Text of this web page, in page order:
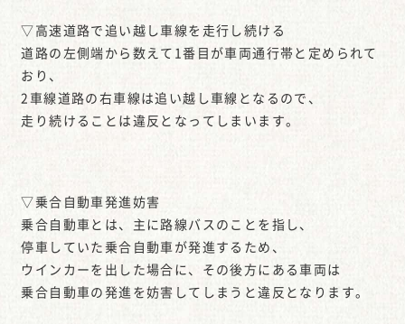
▽高速道路で追い越し車線を走行し続ける
道路の左側端から数えて1番目が車両通行帯と定められて
おり、
2車線道路の右車線は追い越し車線となるので、
走り続けることは違反となってしまいます。
▽乗合自動車発進妨害
乗合自動車とは、主に路線バスのことを指し、
停車していた乗合自動車が発進するため、
ウインカーを出した場合に、その後方にある車両は
乗合自動車の発進を妨害してしまうと違反となります。